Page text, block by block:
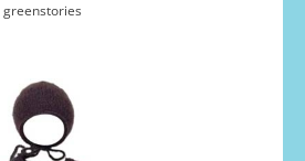
greenstories